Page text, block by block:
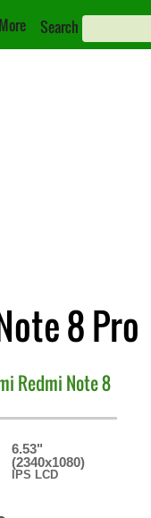
More Search
8 Pro
Redmi Note 8
6.53"
(2340x1080)
IPS LCD